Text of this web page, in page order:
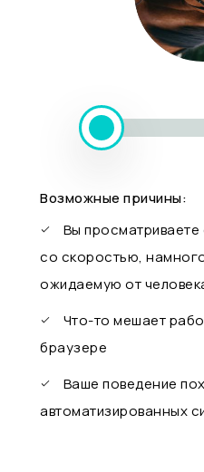
Возможные причины:
Вы просматриваете
со скоростью,
ожидаемую от
Что-то мешает
браузере
Ваше поведение
автоматизированных